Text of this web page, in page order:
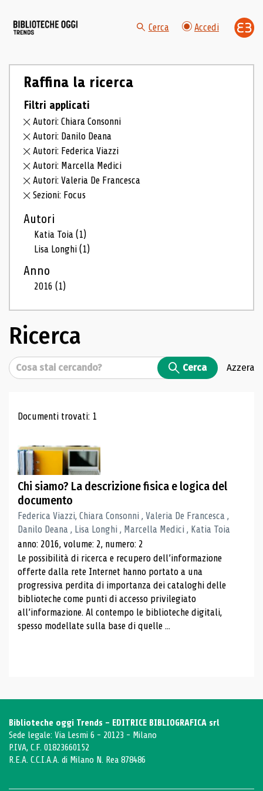
Cerca Accedi
Raffina la ricerca
Filtri applicati
Autori: Chiara Consonni
Autori: Danilo Deana
Autori: Federica Viazzi
Autori: Marcella Medici
Autori: Valeria De Francesca
Sezioni: Focus
Autori
Katia Toia(1)
Lisa Longhi(1)
Anno
2016(1)
Ricerca
Cerca Cerca Azzera
Risultati di ricerca
Documenti trovati: 1
Chi siamo? La descrizione fisica e logica del
documento
Federica Viazzi, Chiara Consonni , Valeria De Francesca ,
Danilo Deana , Lisa Longhi , Marcella Medici , Katia Toia
anno: 2016, volume: 2, numero: 2
Le possibilità di ricerca e recupero dell’informazione
offerte dalla rete Internet hanno portato a una
progressiva perdita di importanza dei cataloghi delle
biblioteche come punti di accesso privilegiato
all’informazione. Al contempo le biblioteche digitali,
spesso modellate sulla base di quelle ...
Biblioteche oggi Trends - EDITRICE BIBLIOGRAFICA srl
Sede legale: Via Lesmi 6 - 20123 - Milano
P.IVA, C.F. 01823660152
R.E.A. C.C.I.A.A. di Milano N. Rea 878486